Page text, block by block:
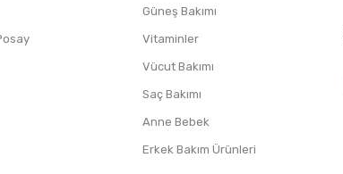
Güneş Bakımı
Vitaminler
Vücut Bakımı
Saç Bakımı
Anne Bebek
Erkek Bakım Ürünleri